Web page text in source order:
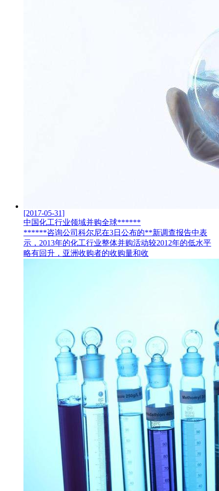
[2017-05-31]
中国化工行业领域并购全球******
******咨询公司科尔尼在3日公布的**新调查报告中表
示，2013年的化工行业整体并购活动较2012年的低水平
略有回升，亚洲收购者的收购量和收